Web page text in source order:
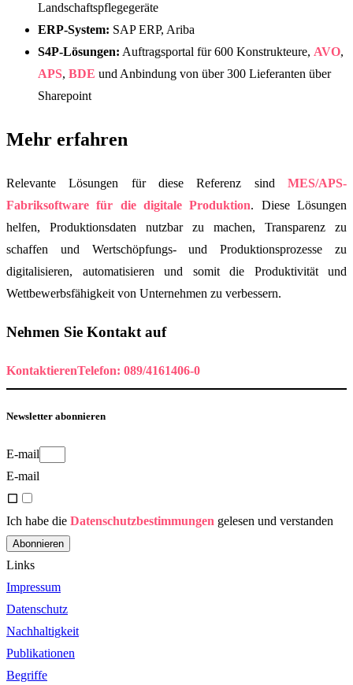
Landschaftspflegegeräte
ERP-System: SAP ERP, Ariba
S4P-Lösungen: Auftragsportal für 600 Konstrukteure, AVO,
APS, BDE und Anbindung von über 300 Lieferanten über
Sharepoint
Mehr erfahren
Relevante Lösungen für diese Referenz sind MES/APS-
Fabriksoftware für die digitale Produktion. Diese Lösungen
helfen, Produktionsdaten nutzbar zu machen, Transparenz zu
schaffen und Wertschöpfungs- und Produktionsprozesse zu
digitalisieren, automatisieren und somit die Produktivität und
Wettbewerbsfähigkeit von Unternehmen zu verbessern.
Nehmen Sie Kontakt auf
KontaktierenTelefon: 089/4161406-0
Newsletter abonnieren
E-mail
E-mail
Ich habe die Datenschutzbestimmungen gelesen und verstanden
Abonnieren
Links
Impressum
Datenschutz
Nachhaltigkeit
Publikationen
Begriffe